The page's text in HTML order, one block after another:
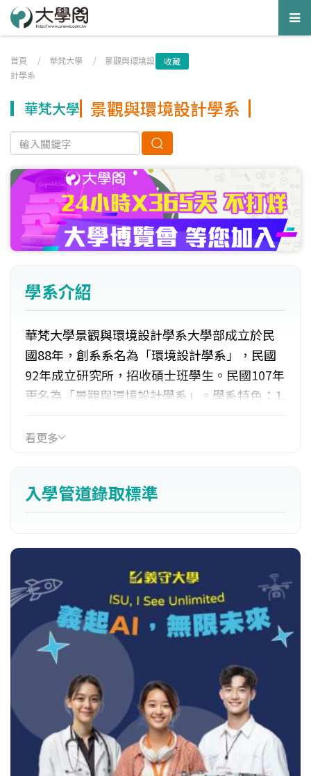
首頁 / 華梵大學 / 景觀與環境設
計學系
收藏
華梵大學 景觀與環境設計學系
學系介紹
華梵大學景觀與環境設計學系大學部成立於民
國88年，創系系名為「環境設計學系」，民國
92年成立研究所，招收碩士班學生。民國107年
更名為「景觀與環境設計學系」。學系特色：1.
會、藝術及設計的跨領域科系，著重景觀與安
學：課程充分結合學校與周遭社區之自然資
源，強調觀察、體驗、操作及參與式的學習。3.
際名校學習。（文由華梵大學景觀與環就設計
學系提供）
看更多
入學管道錄取標準